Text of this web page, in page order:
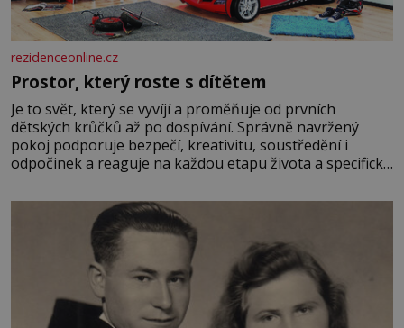
rezidenceonline.cz
Prostor, který roste s dítětem
Je to svět, který se vyvíjí a proměňuje od prvních
dětských krůčků až po dospívání. Správně navržený
pokoj podporuje bezpečí, kreativitu, soustředění i
odpočinek a reaguje na každou etapu života a specifické
měkkost a bezpečí, proto by pokoj miminka měl působit
především klidně a útulně. Předškolní věk je